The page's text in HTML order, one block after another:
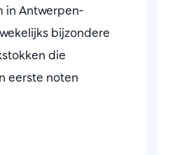
in Antwerpen-
bijzondere
die
eerste noten